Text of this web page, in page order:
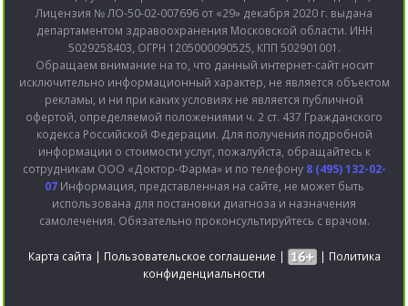
Лицензия № ЛО-50-02-007696 от «29» декабря 2020 г. выдана
департаментом здравоохранения Московской области. ИНН
5029258403, ОГРН 1205000090525, КПП 502901001.
Обращаем внимание на то, что данный интернет-сайт носит
исключительно информационный характер, не является объектом
рекламы, и ни при каких условиях не является публичной
офертой, определяемой положениями ч. 2 ст. 437 Гражданского
кодекса Российской Федерации. Для получения подробной
информации о стоимости услуг, пожалуйста, обращайтесь к
сотрудникам ООО «Доктор-Фарма» и по телефону 8 (495) 132-02-
07Информация, представленная на сайте, не может быть
использована для постановки диагноза и назначения
самолечения. Обязательно проконсультируйтесь с врачом.
Карта сайта | Пользовательское соглашение | | Политика
конфиденциальности